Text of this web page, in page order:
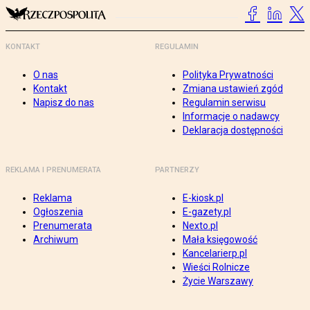
KONTAKT
O nas
Kontakt
Napisz do nas
REGULAMIN
Polityka Prywatności
Zmiana ustawień zgód
Regulamin serwisu
Informacje o nadawcy
Deklaracja dostępności
REKLAMA I PRENUMERATA
Reklama
Ogłoszenia
Prenumerata
Archiwum
PARTNERZY
E-kiosk.pl
E-gazety.pl
Nexto.pl
Mała księgowość
Kancelarierp.pl
Wieści Rolnicze
Życie Warszawy